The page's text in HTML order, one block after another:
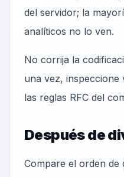
del servidor; la
analíticos no lo ven.
No corrija la
una vez, inspeccione
las reglas RFC del
Después de
Compare el orden de